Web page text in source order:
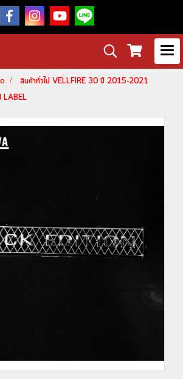
สินค้าทั่วไป VELLFIRE 30 ปี 2015-2021
LABEL